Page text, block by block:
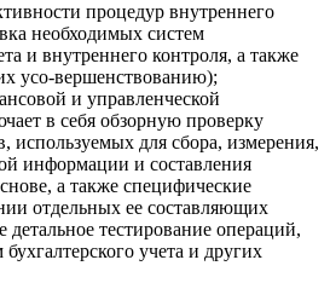
процедур внутреннего
необходимых систем
и внутреннего контроля, а также
усо-вершенствованию);
и управленческой
в себя обзорную проверку
используемых для сбора, измерения,
информации и составления
а также специфические
отдельных ее составляющих
детальное тестирование операций,
бухгалтерского учета и других